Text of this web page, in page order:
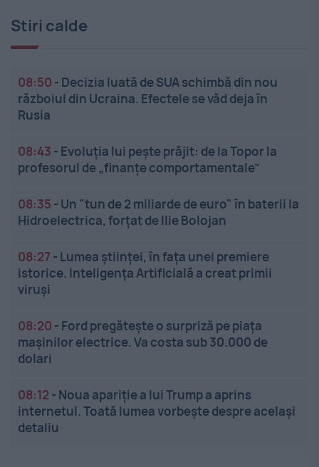
Stiri calde
08:50 - Decizia luată de SUA schimbă din nou
războiul din Ucraina. Efectele se văd deja în
Rusia
08:43 - Evoluția lui pește prăjit: de la Topor la
profesorul de „finanțe comportamentale”
08:35 - Un "tun de 2 miliarde de euro" în baterii la
Hidroelectrica, forțat de Ilie Bolojan
08:27 - Lumea științei, în fața unei premiere
istorice. Inteligența Artificială a creat primii
viruși
08:20 - Ford pregătește o surpriză pe piața
mașinilor electrice. Va costa sub 30.000 de
dolari
08:12 - Noua apariție a lui Trump a aprins
internetul. Toată lumea vorbește despre același
detaliu